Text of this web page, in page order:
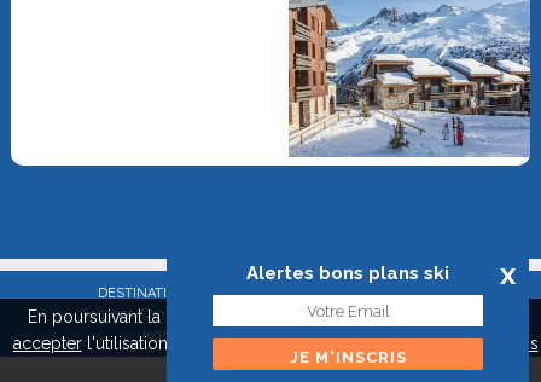
Alertes bons plans ski x
DESTINATION EXPRESS SAS - RCS Créteil 515 038 248 |
Concept/Contact
Toutes les stations de ski
légales
En poursuivant la navigation sur ce site, vous pouvez
accepterl'utilisation de cookies pour mieux vous servir.
A propos
des cookies
Fermer